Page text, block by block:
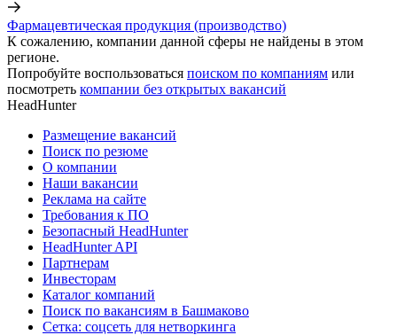
Фармацевтическая продукция (производство)
К сожалению, компании данной сферы не найдены в этом
регионе.
Попробуйте воспользоваться поиском по компаниям или
посмотреть компании без открытых вакансий
HeadHunter
Размещение вакансий
Поиск по резюме
О компании
Наши вакансии
Реклама на сайте
Требования к ПО
Безопасный HeadHunter
HeadHunter API
Партнерам
Инвесторам
Каталог компаний
Поиск по вакансиям в Башмаково
Сетка: соцсеть для нетворкинга